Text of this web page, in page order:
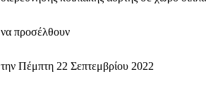
να προσέλθουν
την Πέμπτη 22 Σεπτεμβρίου 2022